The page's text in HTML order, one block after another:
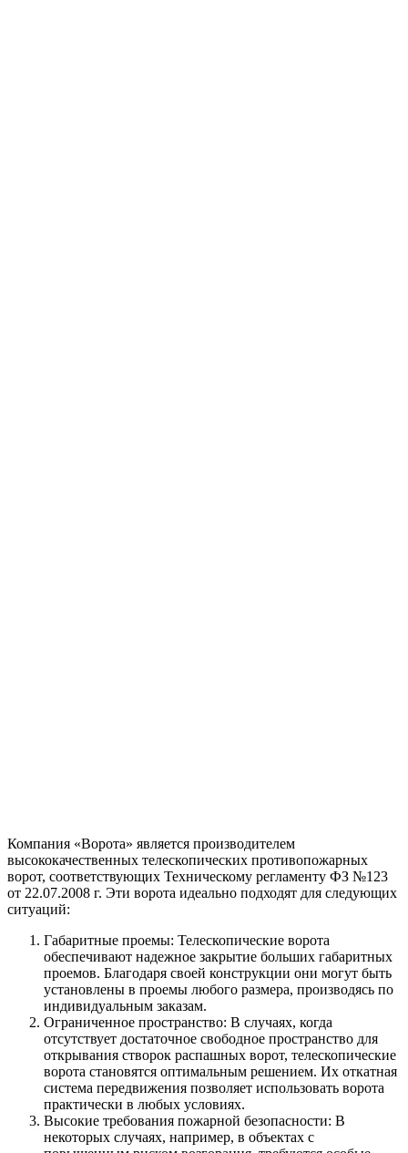
Компания «Ворота» является производителем
высококачественных телескопических противопожарных
ворот, соответствующих Техническому регламенту ФЗ №123
от 22.07.2008 г. Эти ворота идеально подходят для следующих
ситуаций:
Габаритные проемы: Телескопические ворота
обеспечивают надежное закрытие больших габаритных
проемов. Благодаря своей конструкции они могут быть
установлены в проемы любого размера, производясь по
индивидуальным заказам.
Ограниченное пространство: В случаях, когда
отсутствует достаточное свободное пространство для
открывания створок распашных ворот, телескопические
ворота становятся оптимальным решением. Их откатная
система передвижения позволяет использовать ворота
практически в любых условиях.
Высокие требования пожарной безопасности: В
некоторых случаях, например, в объектах с